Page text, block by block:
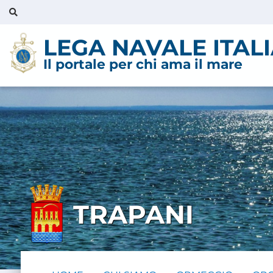
LEGA NAVALE
Il portale per chi ama il mare
TRAPANI